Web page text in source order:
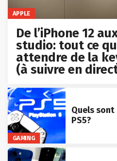
APPLE
De l’iPhone 12
studio: tout ce
attendre de la
(à suivre en
GAMING
Quels sont
PS5?